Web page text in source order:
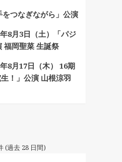
つなぎながら」公演
8月3日（土）「パジ
福岡聖菜 生誕祭
8月17日（木） 16期
！」公演 山根涼羽
(過去 28 日間)